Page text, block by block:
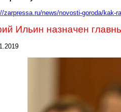
zarpressa.ru/news/novosti-goroda/kak-
Ильин назначен